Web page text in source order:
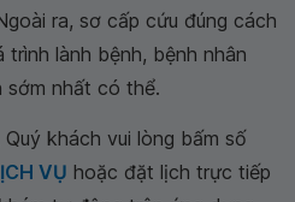
ra, sơ cấp cứu đúng cách
lành bệnh, bệnh nhân
sớm nhất có thể.
khách vui lòng bấm số
VỤ hoặc đặt lịch trực tiếp